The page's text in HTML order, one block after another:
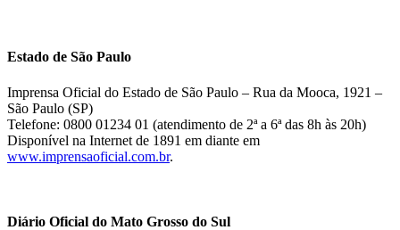
Estado de São Paulo
Imprensa Oficial do Estado de São Paulo – Rua da Mooca, 1921 –
São Paulo (SP)
Telefone: 0800 01234 01 (atendimento de 2ª a 6ª das 8h às 20h)
Disponível na Internet de 1891 em diante em
www.imprensaoficial.com.br.
Diário Oficial do Mato Grosso do Sul